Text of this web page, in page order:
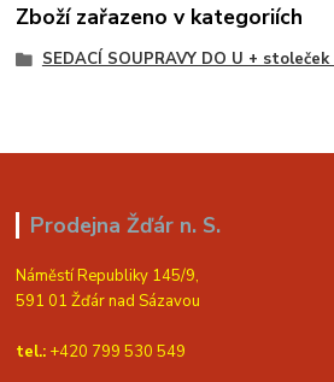
Zboží zařazeno v kategoriích
SEDACÍ SOUPRAVY DO U +
Prodejna Žďár n. S.
Náměstí Republiky 145/9,
591 01 Žďár nad Sázavou
tel.: +420 799 530 549